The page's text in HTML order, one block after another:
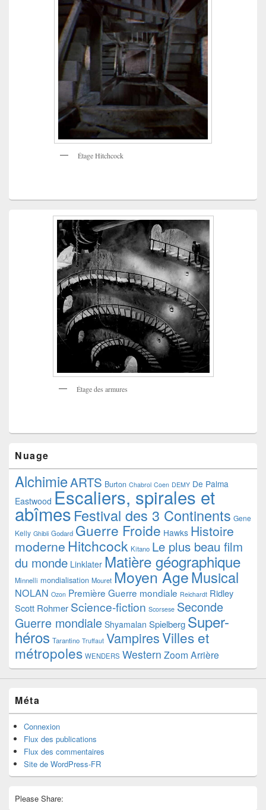
Étage Hitchcock
Étage des armures
Nuage
AlchimieARTS Burton Chabrol Coen DEMY De Palma
Eastwood Escaliers, spirales et
abîmes Festival des 3 Continents Gene
Kelly Ghibli Godard Guerre Froide Hawks Histoire
moderne Hitchcock Kitano Le plus beau film
du monde Linklater Matière géographique
Minnelli mondialisation Mouret Moyen AgeMusical
NOLAN Ozon Première Guerre mondiale Reichardt Ridley
Scott Rohmer Science-fiction Scorsese Seconde
Guerre mondiale Shyamalan Spielberg Super-
héros Tarantino Truffaut VampiresVilles et
métropoles WENDERS Western Zoom Arrière
Méta
Connexion
Flux des publications
Flux des commentaires
Site de WordPress-FR
Please Share: